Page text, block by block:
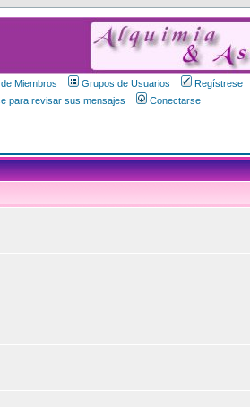
Miembros Grupos de Usuarios
Regístrese
para revisar sus mensajes Conectarse